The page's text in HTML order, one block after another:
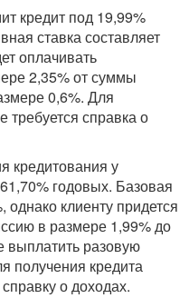
кредит под 19,99%
ставка составляет
оплачивать
2,35% от суммы
0,6%. Для
требуется справка о
кредитования у
годовых. Базовая
однако клиенту придется
в размере 1,99% до
выплатить разовую
получения кредита
о доходах.